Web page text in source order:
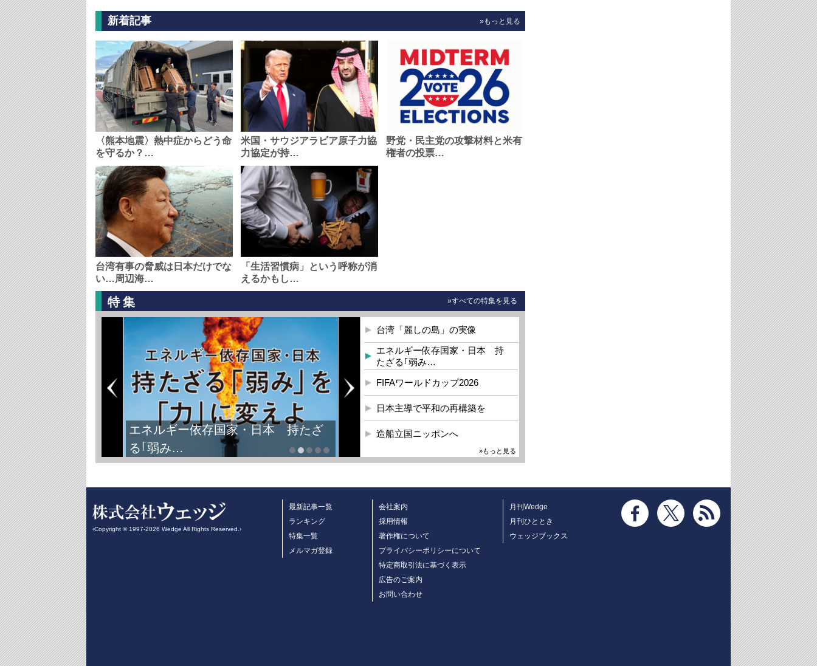
新着記事 »もっと見る
〈熊本地震〉熱中症からどう命
を守るか？…
米国・サウジアラビア原子力協
力協定が持…
野党・民主党の攻撃材料と米有
権者の投票…
台湾有事の脅威は日本だけでな
い…周辺海…
「生活習慣病」という呼称が消
えるかもし…
特集 »すべての特集を見る
エネルギー依存国家・日本 持たざ
る｢弱み…
台湾「麗しの島」の実像
エネルギー依存国家・日本 持
たざる｢弱み…
FIFAワールドカップ2026
日本主導で平和の再構築を
造船立国ニッポンへ
»もっと見る
‹Copyright © 1997-2026 Wedge All Rights Reserved.›
最新記事一覧
ランキング
特集一覧
メルマガ登録
会社案内
採用情報
著作権について
プライバシーポリシーについて
特定商取引法に基づく表示
広告のご案内
お問い合わせ
月刊Wedge
月刊ひととき
ウェッジブックス